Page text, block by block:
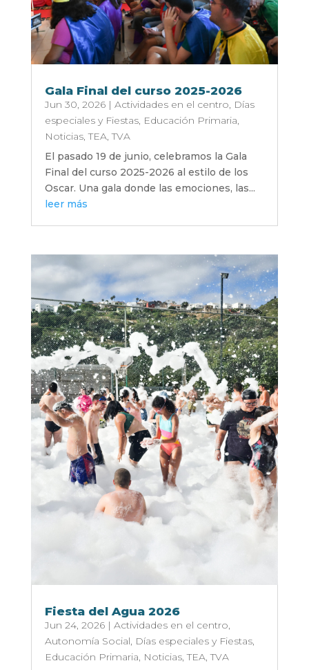
Gala Final del curso 2025-2026
Jun 30, 2026| Actividades en el centro, Días
especiales y Fiestas, Educación Primaria,
Noticias,TEA,TVA
El pasado 19 de junio, celebramos la Gala
Final del curso 2025-2026 al estilo de los
Oscar. Una gala donde las emociones, las...
leer más
Fiesta del Agua 2026
Jun 24, 2026| Actividades en el centro,
Autonomía Social, Días especiales y Fiestas,
Educación Primaria, Noticias,TEA,TVA